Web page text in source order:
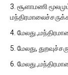
3. சூளாமணி
4.
5. மேலது,
6.